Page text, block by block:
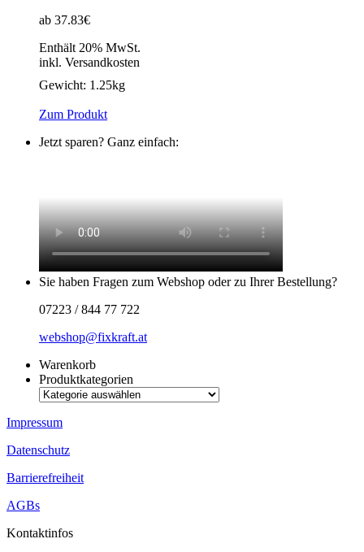
ab 37.83€
Enthält 20% MwSt.
inkl. Versandkosten
Gewicht: 1.25kg
Zum Produkt
Jetzt sparen? Ganz einfach:
Sie haben Fragen zum Webshop oder zu Ihrer Bestellung?
07223 / 844 77 722
webshop@fixkraft.at
Warenkorb
Produktkategorien
Impressum
Datenschutz
Barrierefreiheit
AGBs
Kontaktinfos